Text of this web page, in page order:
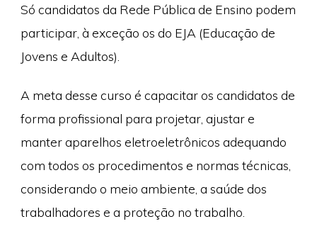
Só candidatos da Rede Pública de Ensino podem
participar, à exceção os do EJA (Educação de
Jovens e Adultos).
A meta desse curso é capacitar os candidatos de
forma profissional para projetar, ajustar e
manter aparelhos eletroeletrônicos adequando
com todos os procedimentos e normas técnicas,
considerando o meio ambiente, a saúde dos
trabalhadores e a proteção no trabalho.